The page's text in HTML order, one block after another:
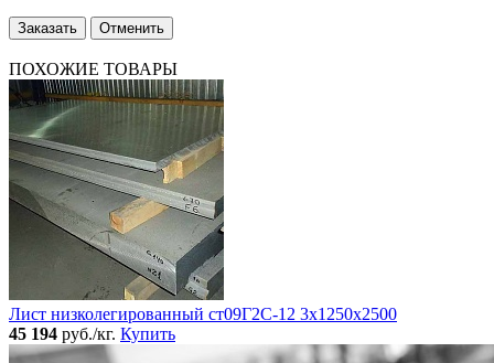
Заказать Отменить
ПОХОЖИЕ ТОВАРЫ
Лист низколегированный ст09Г2С-12 3х1250х2500
45 194 руб./кг. Купить